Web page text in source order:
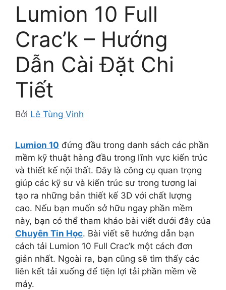
Lumion 10 Full
Crac’k – Hướng
Dẫn Cài Đặt Chi
Tiết
Bởi Lê Tùng Vinh
Lumion 10 đứng đầu trong danh sách các phần
mềm kỹ thuật hàng đầu trong lĩnh vực kiến trúc
và thiết kế nội thất. Đây là công cụ quan trọng
giúp các kỹ sư và kiến trúc sư trong tương lai
tạo ra những bản thiết kế 3D với chất lượng
cao. Nếu bạn muốn sở hữu ngay phần mềm
này, bạn có thể tham khảo bài viết dưới đây của
Chuyên Tin Học. Bài viết sẽ hướng dẫn bạn
cách tải Lumion 10 Full Crac’k một cách đơn
giản nhất. Ngoài ra, bạn cũng sẽ tìm thấy các
liên kết tải xuống để tiện lợi tải phần mềm về
máy.